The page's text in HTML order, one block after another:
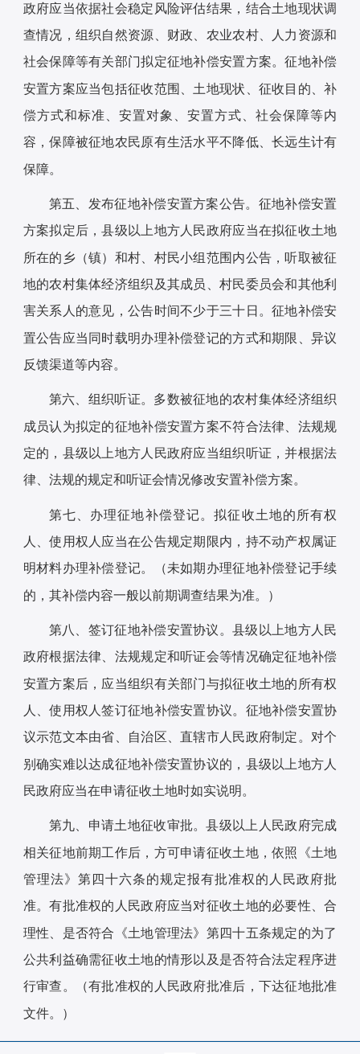
政府应当依据社会稳定风险评估结果，结合土地现状调
查情况，组织自然资源、财政、农业农村、人力资源和
社会保障等有关部门拟定征地补偿安置方案。征地补偿
安置方案应当包括征收范围、土地现状、征收目的、补
偿方式和标准、安置对象、安置方式、社会保障等内
容，保障被征地农民原有生活水平不降低、长远生计有
保障。
第五、发布征地补偿安置方案公告。征地补偿安置
方案拟定后，县级以上地方人民政府应当在拟征收土地
所在的乡（镇）和村、村民小组范围内公告，听取被征
地的农村集体经济组织及其成员、村民委员会和其他利
害关系人的意见，公告时间不少于三十日。征地补偿安
置公告应当同时载明办理补偿登记的方式和期限、异议
反馈渠道等内容。
第六、组织听证。多数被征地的农村集体经济组织
成员认为拟定的征地补偿安置方案不符合法律、法规规
定的，县级以上地方人民政府应当组织听证，并根据法
律、法规的规定和听证会情况修改安置补偿方案。
第七、办理征地补偿登记。拟征收土地的所有权
人、使用权人应当在公告规定期限内，持不动产权属证
明材料办理补偿登记。（未如期办理征地补偿登记手续
的，其补偿内容一般以前期调查结果为准。）
第八、签订征地补偿安置协议。县级以上地方人民
政府根据法律、法规规定和听证会等情况确定征地补偿
安置方案后，应当组织有关部门与拟征收土地的所有权
人、使用权人签订征地补偿安置协议。征地补偿安置协
议示范文本由省、自治区、直辖市人民政府制定。对个
别确实难以达成征地补偿安置协议的，县级以上地方人
民政府应当在申请征收土地时如实说明。
第九、申请土地征收审批。县级以上人民政府完成
相关征地前期工作后，方可申请征收土地，依照《土地
管理法》第四十六条的规定报有批准权的人民政府批
准。有批准权的人民政府应当对征收土地的必要性、合
理性、是否符合《土地管理法》第四十五条规定的为了
公共利益确需征收土地的情形以及是否符合法定程序进
行审查。（有批准权的人民政府批准后，下达征地批准
文件。）